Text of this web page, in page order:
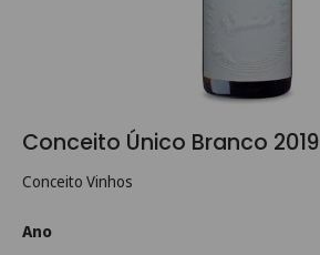
Conceito Único Branco 2019
Conceito Vinhos
Ano